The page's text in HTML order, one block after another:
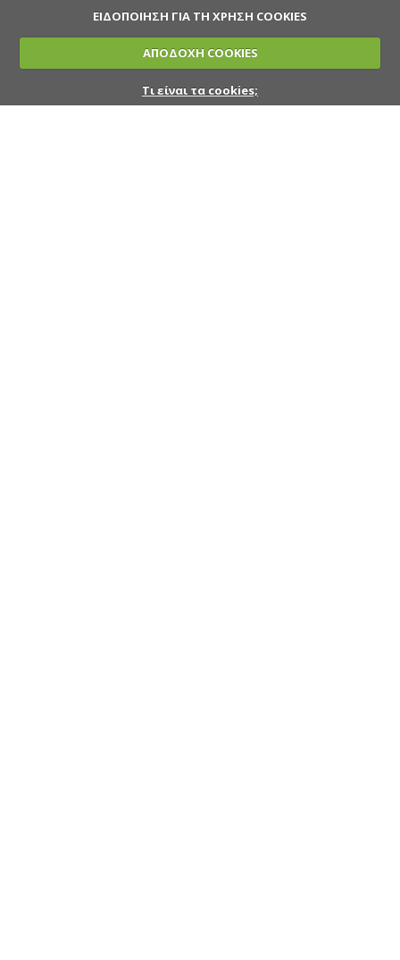
ΕΙΔΟΠΟΙΗΣΗ ΓΙΑ ΤΗ ΧΡΗΣΗ COOKIES
ΑΠΟΔΟΧΗ COOKIES
Τι είναι τα cookies;